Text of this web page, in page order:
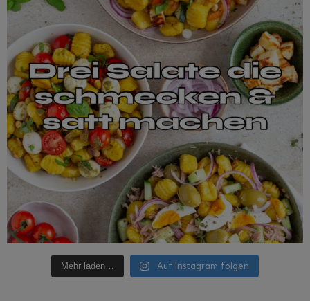
Mehr laden… Auf Instagram folgen